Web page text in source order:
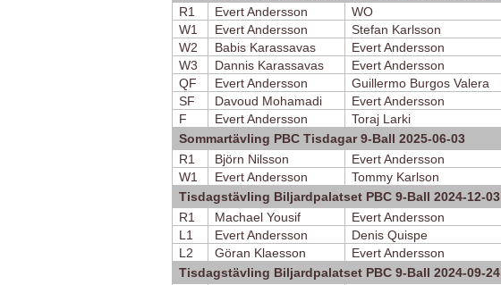
R1
Evert Andersson WO
W1
Evert Andersson Stefan Karlsson
W2
Babis Karassavas Evert Andersson
W3
Dannis Karassavas Evert Andersson
QF
Evert Andersson Guillermo Burgos Valera
SF
Davoud Mohamadi Evert Andersson
F
Evert Andersson Toraj Larki
Sommartävling PBC Tisdagar 9-Ball 2025-06-03
R1
Björn Nilsson Evert Andersson
W1
Evert Andersson Tommy Karlson
Tisdagstävling Biljardpalatset PBC 9-Ball 2024-12-03
R1
Machael Yousif Evert Andersson
L1
Evert Andersson Denis Quispe
L2
Göran Klaesson Evert Andersson
Tisdagstävling Biljardpalatset PBC 9-Ball 2024-09-24